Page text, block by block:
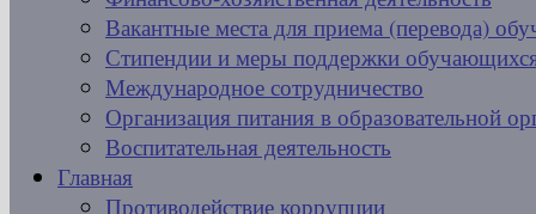
Вакантные места для приема (перевода)
Стипендии и меры поддержки
Международное сотрудничество
Организация питания в образовательной
Воспитательная деятельность
Главная
Противодействие коррупции